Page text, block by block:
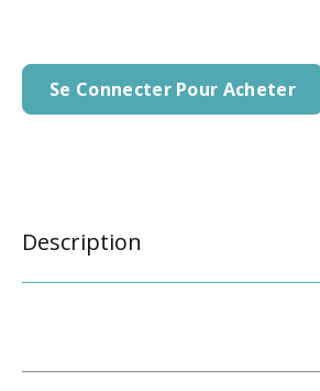
Se Connecter Pour Acheter
Description